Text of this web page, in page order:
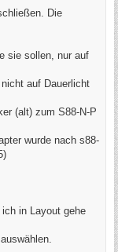
Die
sie sollen, nur auf
auf Dauerlicht
(alt) zum S88-N-P
wurde nach s88-
in Layout gehe